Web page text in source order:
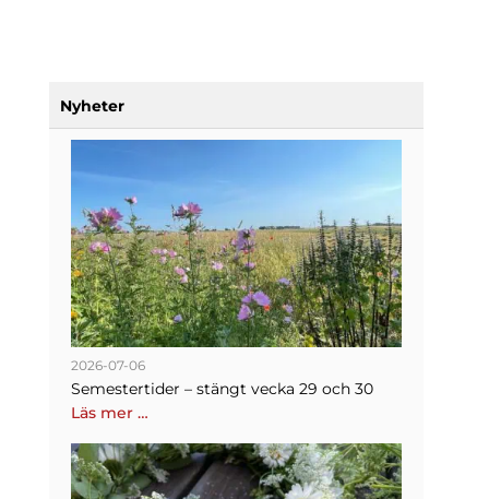
Nyheter
2026-07-06
Semestertider – stängt vecka 29 och 30
Läs mer …